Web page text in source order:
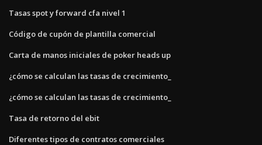
Tasas spot y forward cfa nivel 1
Código de cupón de plantilla comercial
Carta de manos iniciales de poker heads up
¿cómo se calculan las tasas de crecimiento_
¿cómo se calculan las tasas de crecimiento_
Tasa de retorno del ebit
Diferentes tipos de contratos comerciales